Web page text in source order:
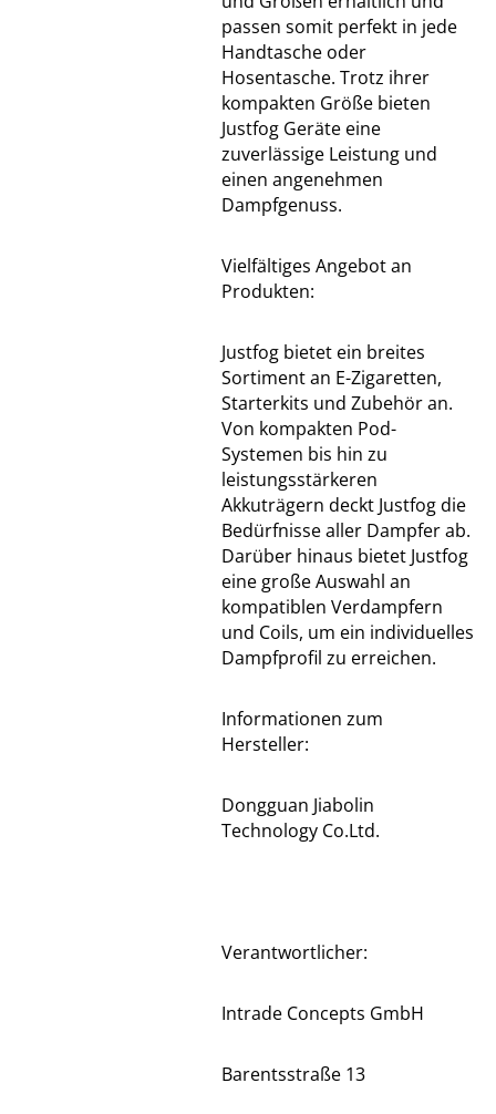
passen somit perfekt in jede
Handtasche oder
Hosentasche. Trotz ihrer
kompakten Größe bieten
Justfog Geräte eine
zuverlässige Leistung und
einen angenehmen
Dampfgenuss.
Vielfältiges Angebot an
Produkten:
Justfog bietet ein breites
Sortiment an E-Zigaretten,
Starterkits und Zubehör an.
Von kompakten Pod-
Systemen bis hin zu
leistungsstärkeren
Akkuträgern deckt Justfog die
Bedürfnisse aller Dampfer ab.
Darüber hinaus bietet Justfog
eine große Auswahl an
kompatiblen Verdampfern
und Coils, um ein individuelles
Dampfprofil zu erreichen.
Informationen zum
Hersteller:
Dongguan Jiabolin
Technology Co.Ltd.
Verantwortlicher:
Intrade Concepts GmbH
Barentsstraße 13